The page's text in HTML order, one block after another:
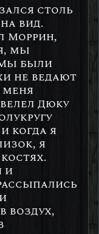
столь
вид.
Моррин,
мы
были
не ведают
меня
Дюку
когда я
я
и
воздух,